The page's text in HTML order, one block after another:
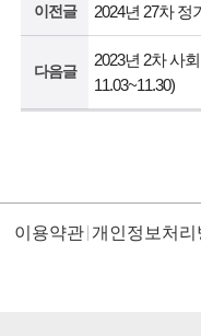
이전글 2024년 27차
다음글
2023년 2차 사
11.03~11.30)
이용약관 개인정보처리